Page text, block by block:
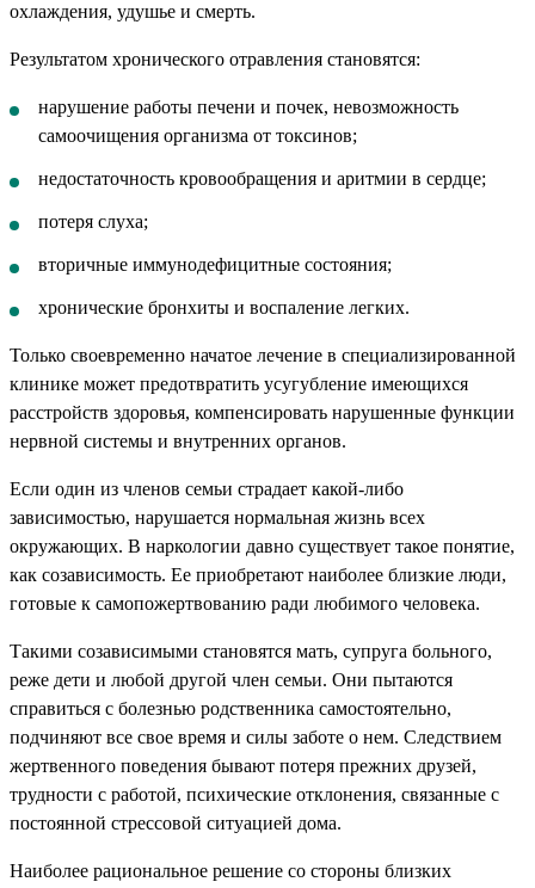
охлаждения, удушье и смерть.
Результатом хронического отравления становятся:
нарушение работы печени и почек, невозможность
самоочищения организма от токсинов;
недостаточность кровообращения и аритмии в сердце;
потеря слуха;
вторичные иммунодефицитные состояния;
хронические бронхиты и воспаление легких.
Только своевременно начатое лечение в специализированной
клинике может предотвратить усугубление имеющихся
расстройств здоровья, компенсировать нарушенные функции
нервной системы и внутренних органов.
Если один из членов семьи страдает какой-либо
зависимостью, нарушается нормальная жизнь всех
окружающих. В наркологии давно существует такое понятие,
как созависимость. Ее приобретают наиболее близкие люди,
готовые к самопожертвованию ради любимого человека.
Такими созависимыми становятся мать, супруга больного,
реже дети и любой другой член семьи. Они пытаются
справиться с болезнью родственника самостоятельно,
подчиняют все свое время и силы заботе о нем. Следствием
жертвенного поведения бывают потеря прежних друзей,
трудности с работой, психические отклонения, связанные с
постоянной стрессовой ситуацией дома.
Наиболее рациональное решение со стороны близких